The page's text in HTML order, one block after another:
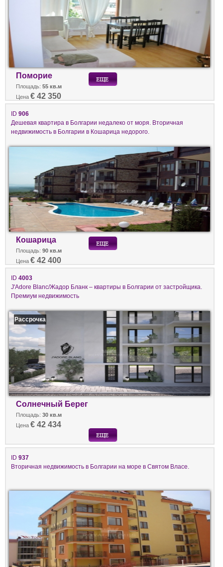
Поморие
Площадь: 55 кв.м
Цена € 42 350
ID 906
Дешевая квартира в Болгарии недалеко от моря. Вторичная
недвижимость в Болгарии в Кошарица недорого.
Кошарица
Площадь: 90 кв.м
Цена € 42 400
ID 4003
J'Adore Blanc/Жадор Бланк – квартиры в Болгарии от застройщика.
Премиум недвижимость
Рассрочка
Солнечный Берег
Площадь: 30 кв.м
Цена € 42 434
ID 937
Вторичная недвижимость в Болгарии на море в Святом Власе.